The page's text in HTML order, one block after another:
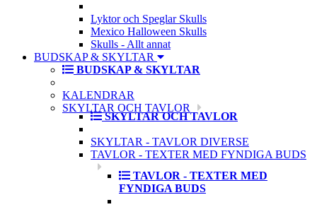
Lyktor och Speglar Skulls
Mexico Halloween Skulls
Skulls - Allt annat
BUDSKAP & SKYLTAR
BUDSKAP & SKYLTAR
KALENDRAR
SKYLTAR OCH TAVLOR
SKYLTAR OCH TAVLOR
SKYLTAR - TAVLOR DIVERSE
TAVLOR - TEXTER MED FYNDIGA BUDS
TAVLOR - TEXTER MED
FYNDIGA BUDS